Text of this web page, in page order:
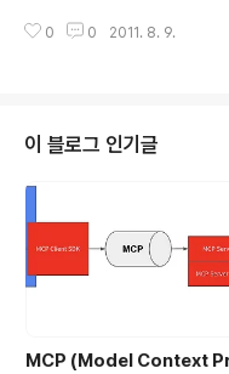
에서 첫번째 타 업체의 움직임입
0 0 2011. 8. 9.
이 블로그 인기글
MCP (Model Context